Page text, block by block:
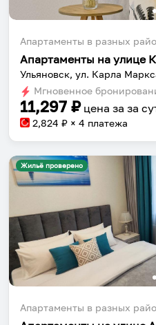
Апартаменты в разных
Апартаменты на улице
Ульяновск, ул. Карла
Мгновенное
11,297 ₽ цена за за
2,824 ₽ × 4 платежа
Жильё проверено
Апартаменты в разных